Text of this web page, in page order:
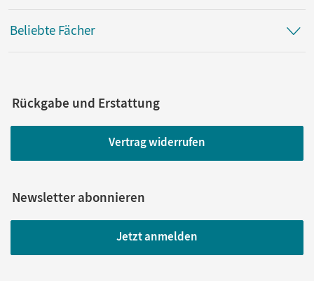
Beliebte Fächer
Rückgabe und Erstattung
Vertrag widerrufen
Newsletter abonnieren
Jetzt anmelden